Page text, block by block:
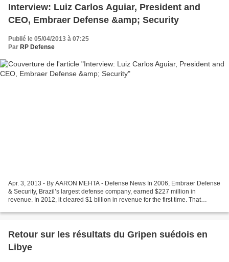
Interview: Luiz Carlos Aguiar, President and
CEO, Embraer Defense &amp; Security
Publié le 05/04/2013 à 07:25
Par RP Defense
Apr. 3, 2013 - By AARON MEHTA - Defense News In 2006, Embraer Defense
& Security, Brazil’s largest defense company, earned $227 million in
revenue. In 2012, it cleared $1 billion in revenue for the first time. That
Retour sur les résultats du Gripen suédois en
Libye